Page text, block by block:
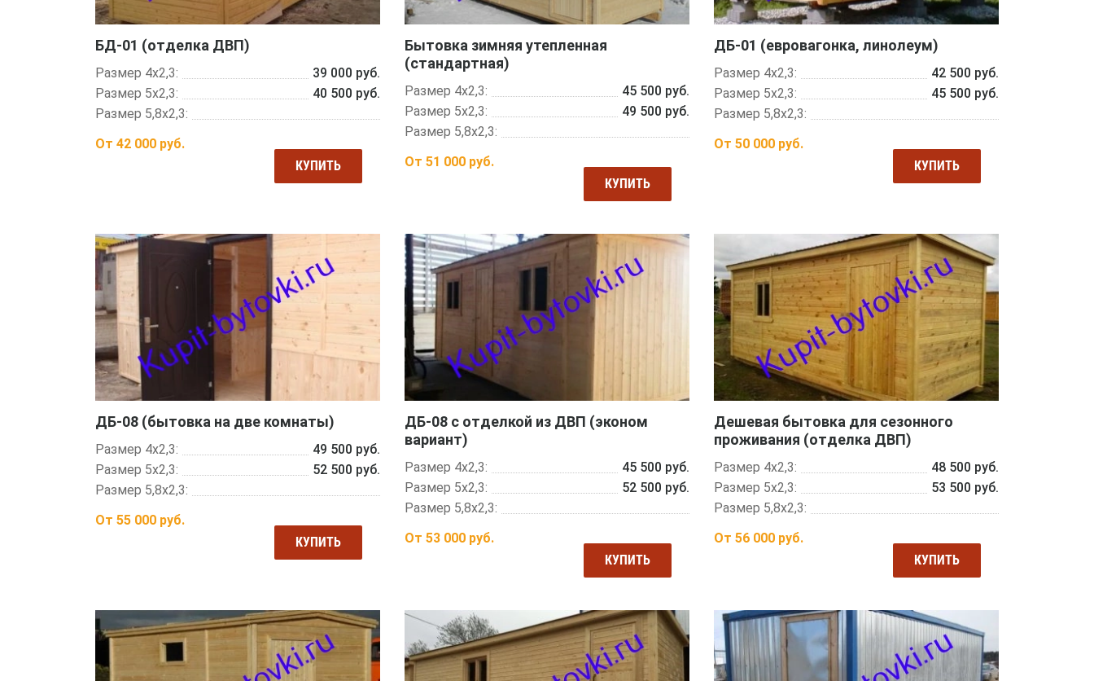
БД-01 (отделка ДВП)
Размер 4х2,3:
39 000 руб.
Размер 5х2,3:
40 500 руб.
Размер 5,8х2,3:
От 42 000 руб.
КУПИТЬ
Бытовка зимняя утепленная
(стандартная)
Размер 4х2,3:
45 500 руб.
Размер 5х2,3:
49 500 руб.
Размер 5,8х2,3:
От 51 000руб.
КУПИТЬ
ДБ-01 (евровагонка, линолеум)
Размер 4х2,3:
42 500 руб.
Размер 5х2,3:
45 500 руб.
Размер 5,8х2,3:
От 50 000руб.
КУПИТЬ
ДБ-08 (бытовка на две комнаты)
Размер 4х2,3:
49 500 руб.
Размер 5х2,3:
52 500 руб.
Размер 5,8х2,3:
От 55 000 руб.
КУПИТЬ
ДБ-08 с отделкой из ДВП (эконом
вариант)
Размер 4х2,3:
45 500 руб.
Размер 5х2,3:
52 500 руб.
Размер 5,8х2,3:
От 53 000руб.
КУПИТЬ
Дешевая бытовка для сезонного
проживания (отделка ДВП)
Размер 4х2,3:
48 500 руб.
Размер 5х2,3:
53 500 руб.
Размер 5,8х2,3:
От 56 000руб.
КУПИТЬ